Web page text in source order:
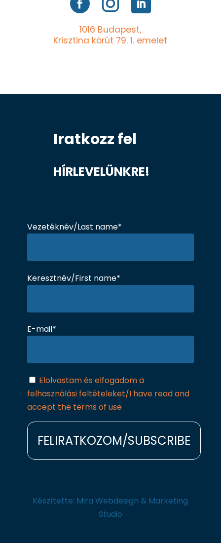
1016 Budapest,
Krisztina körút 79. 1. emelet
Iratkozz fel
HÍRLEVELÜNKRE!
Vezetéknév/Last name*
Keresztnév/First name*
E-mail*
Elolvastam és elfogadom a
felhasználási feltételeket/I have read and
accept the terms of use
Készítette: Mira Webdesign & Marketing
Studio